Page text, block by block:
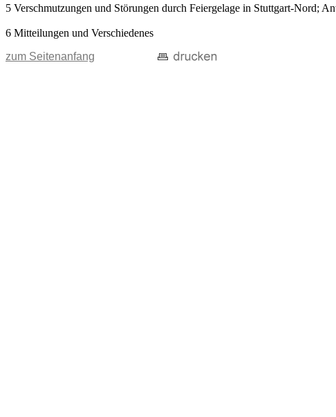
5 Verschmutzungen und Störungen durch Feiergelage in Stuttgart-Nord;
6 Mitteilungen und Verschiedenes
zum Seitenanfang